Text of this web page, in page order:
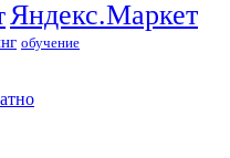
Яндекс.Маркет
обучение